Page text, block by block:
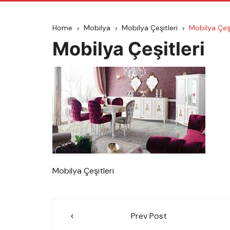
Home Mobilya Mobilya Çeşitleri Mobilya
Mobilya Çeşitleri
Mobilya Çeşitleri
Prev Post